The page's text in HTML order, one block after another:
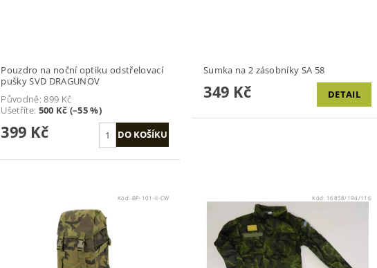
Pouzdro na noční optiku odstřelovací
pušky SVD DRAGUNOV
Původně:899 Kč
Ušetříte: 500 Kč (–55 %)
399 Kč
Sumka na 2 zásobníky SA 58
349 Kč DETAIL
Kód: BP-101-II-CW Kód: 16858/194/116